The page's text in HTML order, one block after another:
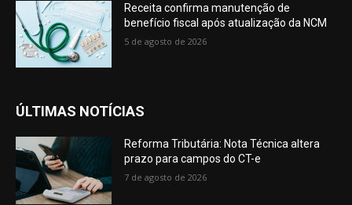
Receita confirma manutenção de
benefício fiscal após atualização da NCM
5 de agosto de 2026
ÚLTIMAS NOTÍCIAS
Reforma Tributária: Nota Técnica altera
prazo para campos do CT-e
7 de agosto de 2026